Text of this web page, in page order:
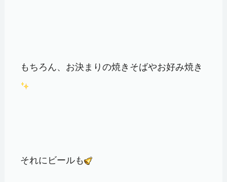
もちろん、お決まりの焼きそばやお好み焼き
それにビールも